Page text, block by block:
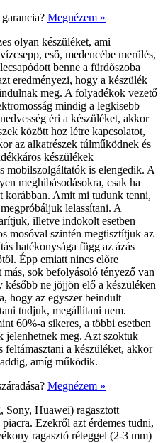
Megnézem »
olyan készüléket, ami
eső, medencébe merülés,
benne a fürdőszoba
eredményezi, hogy a készülék
meg. A folyadékok vezető
mindig a legkisebb
éri a készüléket, akkor
között hoz létre kapcsolatot,
az alkatrészek túlműködnek és
készülékek
mobilszolgáltatók is elengedik. A
meghibásodásokra, csak ha
korábban. Amit mi tudunk tenni,
lelassítani. A
illetve indokolt esetben
mosóval szintén megtisztítjuk az
hatékonysága függ az ázás
Épp emiatt nincs előre
sok befolyásoló tényező van
ne jöjjön elő a készüléken
hogy az egyszer beindult
tudjuk, megállítani nem.
60%-a sikeres, a többi esetben
jelenhetnek meg. Azt szoktuk
feltámasztani a készüléket, akkor
amíg működik.
Megnézem »
Sony, Huawei) ragasztott
Ezekről azt érdemes tudni,
ragasztó réteggel (2-3 mm)